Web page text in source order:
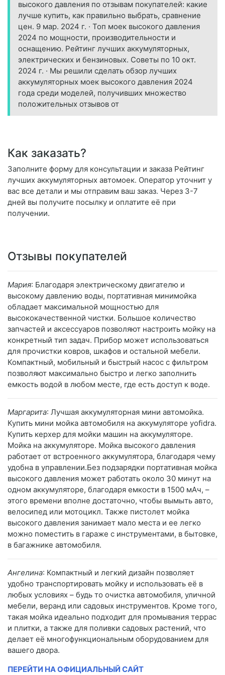
высокого давления по отзывам покупателей: какие
лучше купить, как правильно выбрать, сравнение
цен. 9 мар. 2024 г. · Топ моек высокого давления
2024 по мощности, производительности и
оснащению. Рейтинг лучших аккумуляторных,
электрических и бензиновых. Советы по 10 окт.
2024 г. · Мы решили сделать обзор лучших
аккумуляторных моек высокого давления 2024
года среди моделей, получивших множество
положительных отзывов от
Как заказать?
Заполните форму для консультации и заказа Рейтинг
лучших аккумуляторных автомоек. Оператор уточнит у
вас все детали и мы отправим ваш заказ. Через 3-7
дней вы получите посылку и оплатите её при
получении.
Отзывы покупателей
Мария: Благодаря электрическому двигателю и
высокому давлению воды, портативная минимойка
обладает максимальной мощностью для
высококачественной чистки. Большое количество
запчастей и аксессуаров позволяют настроить мойку на
конкретный тип задач. Прибор может использоваться
для прочистки ковров, шкафов и остальной мебели.
Компактный, мобильный и быстрый насос с фильтром
позволяют максимально быстро и легко заполнить
емкость водой в любом месте, где есть доступ к воде.
Маргарита: Лучшая аккумуляторная мини автомойка.
Купить мини мойка автомобиля на аккумуляторе yofidra.
Купить керхер для мойки машин на аккумуляторе.
Мойка на аккумуляторе. Мойка высокого давления
работает от встроенного аккумулятора, благодаря чему
удобна в управлении.Без подзарядки портативная мойка
высокого давления может работать около 30 минут на
одном аккумуляторе, благодаря емкости в 1500 мАч, –
этого времени вполне достаточно, чтобы вымыть авто,
велосипед или мотоцикл. Также пистолет мойка
высокого давления занимает мало места и ее легко
можно поместить в гараже с инструментами, в бытовке,
в багажнике автомобиля.
Ангелина: Компактный и легкий дизайн позволяет
удобно транспортировать мойку и использовать её в
любых условиях – будь то очистка автомобиля, уличной
мебели, веранд или садовых инструментов. Кроме того,
такая мойка идеально подходит для промывания террас
и плитки, а также для поливки садовых растений, что
делает её многофункциональным оборудованием для
вашего двора.
ПЕРЕЙТИ НА ОФИЦИАЛЬНЫЙ САЙТ